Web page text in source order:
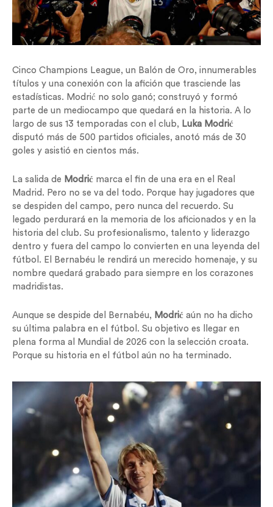
Cinco Champions League, un Balón de Oro, innumerables
títulos y una conexión con la afición que trasciende las
estadísticas. Modrić no solo ganó; construyó y formó
parte de un mediocampo que quedará en la historia. A lo
largo de sus 13 temporadas con el club, Luka Modrić
disputó más de 500 partidos oficiales, anotó más de 30
goles y asistió en cientos más.
La salida de Modrić marca el fin de una era en el Real
Madrid. Pero no se va del todo. Porque hay jugadores que
se despiden del campo, pero nunca del recuerdo. Su
legado perdurará en la memoria de los aficionados y en la
historia del club. Su profesionalismo, talento y liderazgo
dentro y fuera del campo lo convierten en una leyenda del
fútbol. El Bernabéu le rendirá un merecido homenaje, y su
nombre quedará grabado para siempre en los corazones
madridistas.
Aunque se despide del Bernabéu, Modrić aún no ha dicho
su última palabra en el fútbol. Su objetivo es llegar en
plena forma al Mundial de 2026 con la selección croata.
Porque su historia en el fútbol aún no ha terminado.